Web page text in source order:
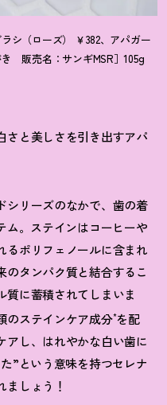
シ（ローズ） ￥382、アパガー
販売名：サンギMSR］105g
さと美しさを引き出すアパ
シリーズのなかで、歯の着
ム。ステインはコーヒーや
るポリフェノールに含まれ
のタンパク質と結合するこ
質に蓄積されてしまいま
のステインケア成分*を配
アし、はれやかな白い歯に
”という意味を持つセレナ
ましょう ！